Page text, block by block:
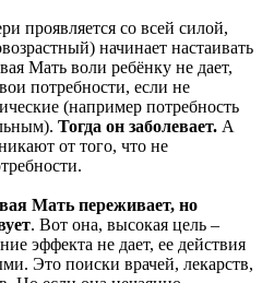
проявляется со всей силой,
начинает настаивать
Мать воли ребёнку не дает,
потребности, если не
(например потребность
Тогда он заболевает. А
от того, что не
Мать переживает, но
. Вот она, высокая цель –
эффекта не дает, ее действия
Это поиски врачей, лекарств,